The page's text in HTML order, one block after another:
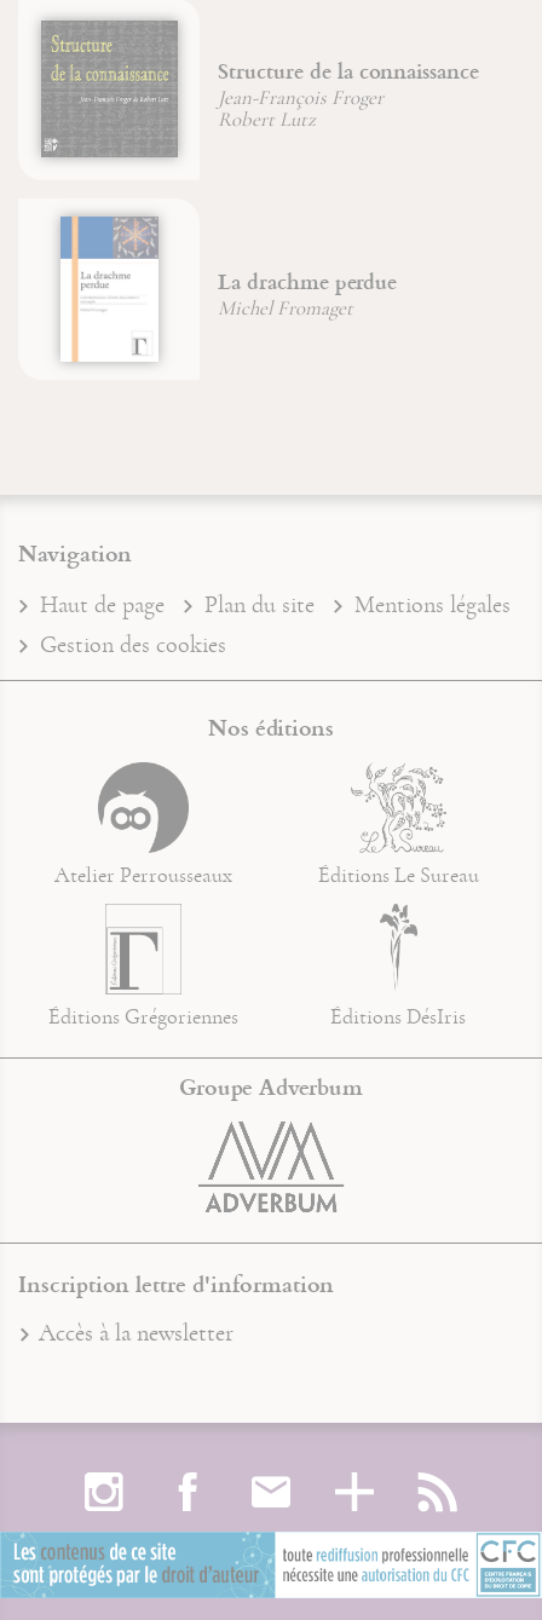
Structure de la connaissance
Jean-François Froger
Robert Lutz
La drachme perdue
Michel Fromaget
Navigation
Haut de page Plan du site
Mentions légales
Gestion des cookies
Nos éditions
Atelier Perrousseaux Éditions Le Sureau
Éditions Grégoriennes Éditions DésIris
Groupe Adverbum
Inscription lettre d'information
Accès à la newsletter